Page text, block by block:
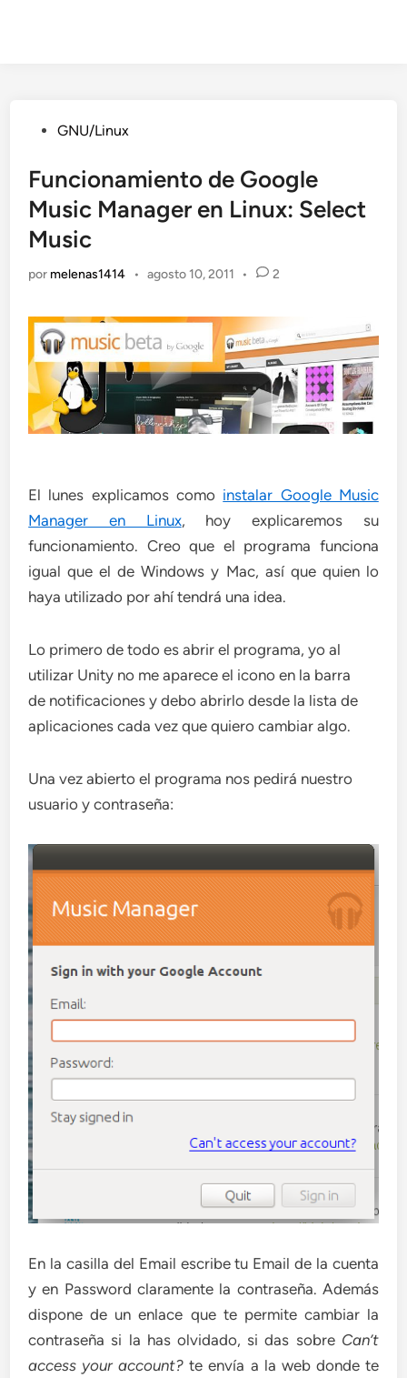
Publicado
GNU/Linux
Funcionamiento de Google
Music Manager en Linux: Select
Music
por melenas1414 • agosto 10, 2011 • 2
El lunes explicamos como instalar Google Music
Manager en Linux, hoy explicaremos su
funcionamiento. Creo que el programa funciona
igual que el de Windows y Mac, así que quien lo
haya utilizado por ahí tendrá una idea.
Lo primero de todo es abrir el programa, yo al
utilizar Unity no me aparece el icono en la barra
de notificaciones y debo abrirlo desde la lista de
aplicaciones cada vez que quiero cambiar algo.
Una vez abierto el programa nos pedirá nuestro
usuario y contraseña:
En la casilla del Email escribe tu Email de la cuenta
y en Password claramente la contraseña. Además
dispone de un enlace que te permite cambiar la
contraseña si la has olvidado, si das sobre Can’t
access your account?te envía a la web donde te